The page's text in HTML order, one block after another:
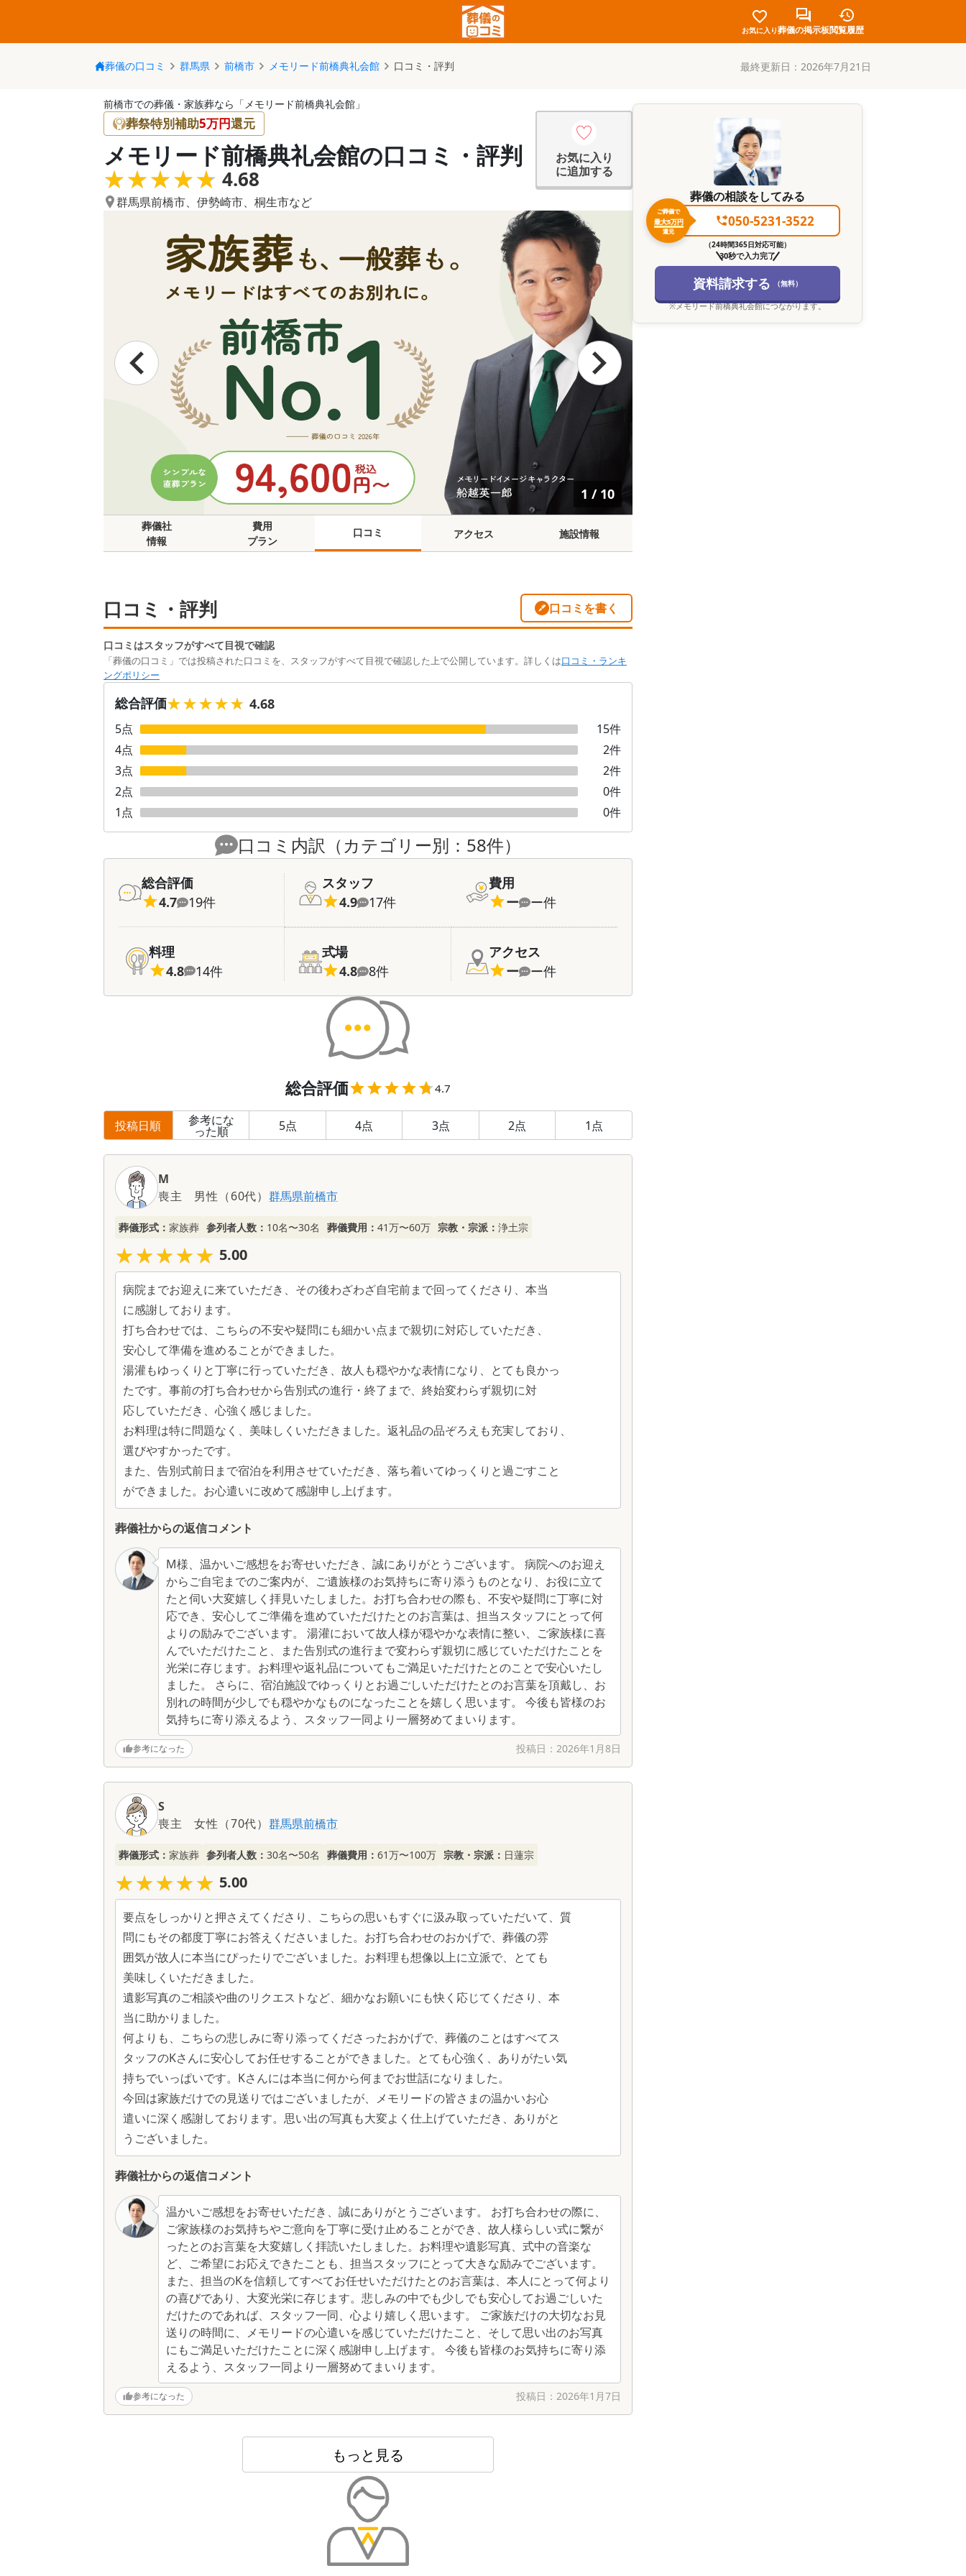
お気に入り葬儀の掲示板閲覧履歴
葬儀の口コミ 群馬県 前橋市 メモリード前橋典礼会館 口コミ・評判 最終更新日： 2026年7月21日
前橋市での葬儀・家族葬なら「メモリード前橋典礼会館」
葬祭特別補助5万円還元
メモリード前橋典礼会館の口コミ・評判
★★★★★
★★★★★ 4.68
お気に入り
に追加する
群馬県前橋市、 伊勢崎市、 桐生市など
1 / 10
葬儀社
情報
費用
プラン
口コミ アクセス 施設情報
口コミ・評判 口コミを書く
口コミはスタッフがすべて目視で確認
「葬儀の口コミ」では投稿された口コミを、スタッフがすべて目視で確認した上で公開しています。詳しくは口コミ・ランキ
ングポリシー
総合評価★★★★★
★★★★★ 4.68
5点 15件
4点 2件
3点 2件
2点 0件
1 点 0件
口コミ内訳（カテゴリー別： 58件）
総合評価
4.7
19件
スタッフ
4.9
17件
費用
ー
ー件
料理
4.8
14件
式場
4.8
8件
アクセス
ー
ー件
総合評価 4.7
投稿日順 参考にな
った順 5点 4点 3点 2点 1 点
M
喪主
男性 （60代）群馬県前橋市
葬儀形式： 家族葬 参列者人数： 10名〜30名 葬儀費用： 41万〜60万 宗教・宗派： 浄土宗
★★★★★
★★★★★ 5.00
病院までお迎えに来ていただき、その後わざわざ自宅前まで回ってくださり、本当
に感謝しております。
打ち合わせでは、こちらの不安や疑問にも細かい点まで親切に対応していただき、
安心して準備を進めることができました。
湯灌もゆっくりと丁寧に行っていただき、故人も穏やかな表情になり、とても良かっ
たです。事前の打ち合わせから告別式の進行・終了まで、終始変わらず親切に対
応していただき、心強く感じました。
お料理は特に問題なく、美味しくいただきました。返礼品の品ぞろえも充実しており、
選びやすかったです。
また、告別式前日まで宿泊を利用させていただき、落ち着いてゆっくりと過ごすこと
ができました。お心遣いに改めて感謝申し上げます。
葬儀社からの返信コメント
M様、温かいご感想をお寄せいただき、誠にありがとうございます。 病院へのお迎え
からご自宅までのご案内が、ご遺族様のお気持ちに寄り添うものとなり、お役に立て
たと伺い大変嬉しく拝見いたしました。お打ち合わせの際も、不安や疑問に丁寧に対
応でき、安心してご準備を進めていただけたとのお言葉は、担当スタッフにとって何
よりの励みでございます。 湯灌において故人様が穏やかな表情に整い、ご家族様に喜
んでいただけたこと、また告別式の進行まで変わらず親切に感じていただけたことを
光栄に存じます。お料理や返礼品についてもご満足いただけたとのことで安心いたし
ました。 さらに、宿泊施設でゆっくりとお過ごしいただけたとのお言葉を頂戴し、お
別れの時間が少しでも穏やかなものになったことを嬉しく思います。 今後も皆様のお
気持ちに寄り添えるよう、スタッフ一同より一層努めてまいります。
参考になった 投稿日： 2026年1月8日
S
喪主
女性 （70代）群馬県前橋市
葬儀形式： 家族葬 参列者人数： 30名〜50名 葬儀費用： 61万〜100万 宗教・宗派： 日蓮宗
★★★★★
★★★★★ 5.00
要点をしっかりと押さえてくださり、こちらの思いもすぐに汲み取っていただいて、質
問にもその都度丁寧にお答えくださいました。お打ち合わせのおかげで、葬儀の雰
囲気が故人に本当にぴったりでございました。お料理も想像以上に立派で、とても
美味しくいただきました。
遺影写真のご相談や曲のリクエストなど、細かなお願いにも快く応じてくださり、本
当に助かりました。
何よりも、こちらの悲しみに寄り添ってくださったおかげで、葬儀のことはすべてス
タッフのKさんに安心してお任せすることができました。とても心強く、ありがたい気
持ちでいっぱいです。Kさんには本当に何から何までお世話になりました。
今回は家族だけでの見送りではございましたが、メモリードの皆さまの温かいお心
遣いに深く感謝しております。思い出の写真も大変よく仕上げていただき、ありがと
うございました。
葬儀社からの返信コメント
温かいご感想をお寄せいただき、誠にありがとうございます。 お打ち合わせの際に、
ご家族様のお気持ちやご意向を丁寧に受け止めることができ、故人様らしい式に繋が
ったとのお言葉を大変嬉しく拝読いたしました。お料理や遺影写真、式中の音楽な
ど、ご希望にお応えできたことも、担当スタッフにとって大きな励みでございます。
また、担当のKを信頼してすべてお任せいただけたとのお言葉は、本人にとって何より
の喜びであり、大変光栄に存じます。悲しみの中でも少しでも安心してお過ごしいた
だけたのであれば、スタッフ一同、心より嬉しく思います。 ご家族だけの大切なお見
送りの時間に、メモリードの心遣いを感じていただけたこと、そして思い出のお写真
にもご満足いただけたことに深く感謝申し上げます。 今後も皆様のお気持ちに寄り添
えるよう、スタッフ一同より一層努めてまいります。
参考になった 投稿日： 2026年1月7日
もっと見る
葬儀の相談をしてみる
ご葬儀で
最大5万円
還元
050-5231-3522
（24時間365日対応可能）
30秒で入力完了
資料請求する （無料）
※メモリード前橋典礼会館につながります。